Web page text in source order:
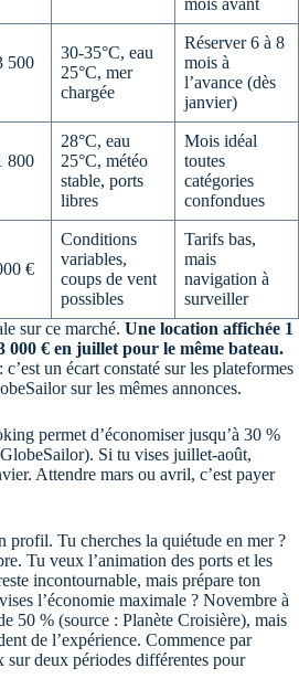
500
30-35°C, eau
25°C, mer
chargée
Réserver 6 à 8
mois à
l’avance (dès
janvier)
800
28°C, eau
25°C, météo
stable, ports
libres
Mois idéal
toutes
catégories
confondues
€
Conditions
variables,
coups de vent
possibles
Tarifs bas,
mais
navigation à
surveiller
sur ce marché. Une location affichée 1
000 € en juillet pour le même bateau.
un écart constaté sur les plateformes
sur les mêmes annonces.
permet d’économiser jusqu’à 30 %
Si tu vises juillet-août,
Attendre mars ou avril, c’est payer
profil. Tu cherches la quiétude en mer ?
Tu veux l’animation des ports et les
incontournable, mais prépare ton
l’économie maximale ? Novembre à
50 % (source : Planète Croisière), mais
de l’expérience. Commence par
sur deux périodes différentes pour